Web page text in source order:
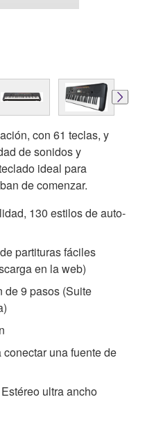
con 61 teclas, y
de sonidos y
ideal para
de comenzar.
130 estilos de auto-
partituras fáciles
en la web)
de 9 pasos (Suite
una fuente de
ultra ancho